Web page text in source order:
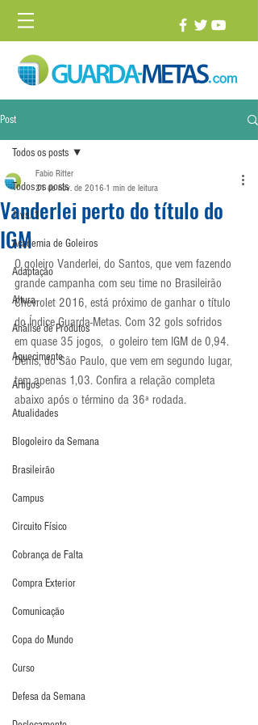
Post
Todos os posts
1 vs. 1
Academia de Goleiros
Adaptação
Altura
Análise de Produtos
Aquecimento
Artigos
Atualidades
Blogoleiro da Semana
Brasileirão
Campus
Circuito Físico
Cobrança de Falta
Compra Exterior
Comunicação
Copa do Mundo
Curso
Defesa da Semana
Todos os posts
Vanderlei perto do título do
IGM
Fabio Ritter
21 de nov. de 2016 1 min de leitura
O goleiro Vanderlei, do Santos, que vem fazendo
grande campanha com seu time no Brasileirão
Chevrolet 2016, está próximo de ganhar o título
do Índice Guarda-Metas. Com 32 gols sofridos
em quase 35 jogos,  o goleiro tem IGM de 0,94.
Dênis, do São Paulo, que vem em segundo lugar,
tem apenas 1,03. Confira a relação completa
abaixo após o término da 36ª rodada.